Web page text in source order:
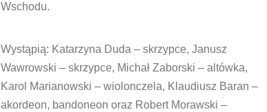
Wschodu.
Wystąpią: Katarzyna Duda – skrzypce, Janusz
Wawrowski – skrzypce, Michał Zaborski – altówka,
Karol Marianowski – wiolonczela, Klaudiusz Baran –
akordeon, bandoneon oraz Robert Morawski –